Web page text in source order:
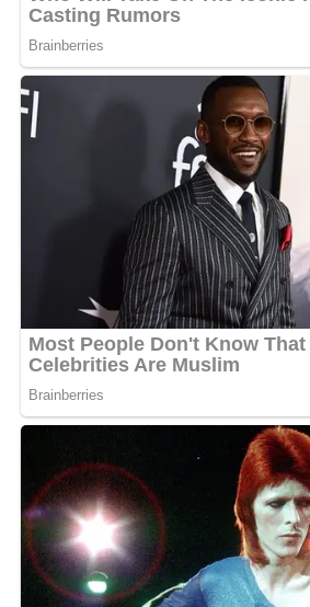
Min. zusammenfallen lassen.
abgießen, abtropfen lassen,
Pfeffer und Salz würzen.
Die Kartoffeln schälen, waschen
reichlich gesalzenem Wasser
Die Kartoffeln anschließend in
abtropfen lassen.
Den Käse reiben. Den Backofen
Eine Gratinform mit der Butter
Kartoffeln, dann den Spinat und
eine Schicht Kartoffeln
bestreuen.
Das Ei mit der Milch und der
Muskat, Pfeffer und Salz würzen,
backen. Wenn das Gratin zu
abdecken.
Das Spinatgratin mit dünn
Fleisch anrichten und servieren.
5/5(2 Bewertungen)